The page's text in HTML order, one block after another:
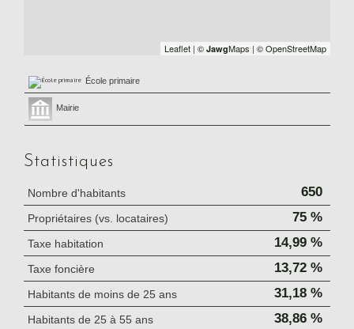
Leaflet | © JawgMaps | © OpenStreetMap
École primaire
Mairie
Statistiques
Nombre d'habitants 650
Propriétaires (vs. locataires) 75 %
Taxe habitation 14,99 %
Taxe foncière 13,72 %
Habitants de moins de 25 ans 31,18 %
Habitants de 25 à 55 ans 38,86 %